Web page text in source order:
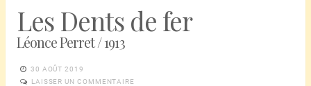
Les Dents de fer
Léonce Perret / 1913
30 AOÛT 2019
LAISSER UN COMMENTAIRE